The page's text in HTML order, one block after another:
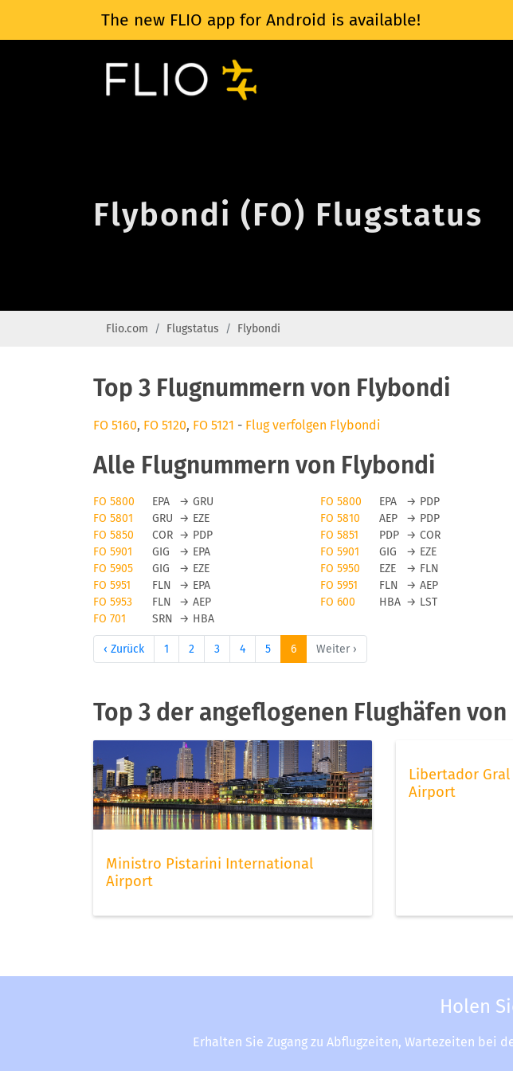
The new FLIO app for Android is available!
Flybondi (FO) Flugstatus
Flio.com Flugstatus Flybondi
Top 3 Flugnummern von Flybondi
FO 5160, FO 5120, FO 5121 - Flug verfolgen Flybondi
Alle Flugnummern von Flybondi
FO 5800 EPA → GRU FO 5800 EPA → PDP
FO 5801
GRU → EZE FO 5810 AEP → PDP
FO 5850
COR → PDP FO 5851 PDP → COR
FO 5901
GIG → EPA FO 5901 GIG → EZE
FO 5905
GIG → EZE FO 5950 EZE → FLN
FO 5951
FLN → EPA FO 5951 FLN → AEP
FO 5953
FLN → AEP FO 600 HBA → LST
FO 701
SRN → HBA
‹ Zurück 1 2 3 4 5 6 Weiter ›
Top 3 der angeflogenen Flughäfen
Ministro Pistarini International
Airport
Libertador Gral
Airport
Holen
Erhalten Sie Zugang zu Abflugzeiten, Wartezeiten bei